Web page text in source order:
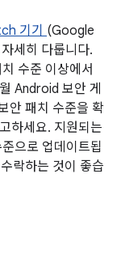
기기 (Google
세히 다룹니다.
수준 이상에서
Android 보안 게
안 패치 수준을 확
하세요. 지원되는
으로 업데이트됩
락하는 것이 좋습